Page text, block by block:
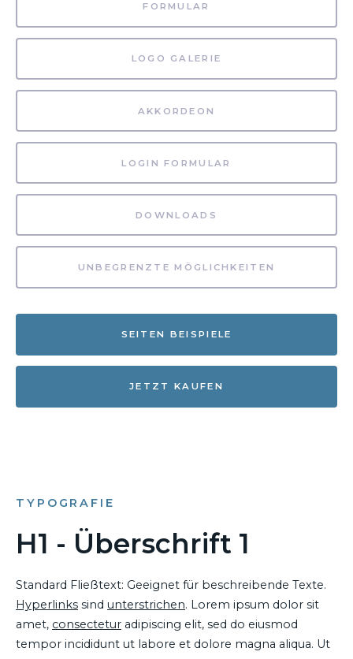
FORMULAR
LOGO GALERIE
AKKORDEON
LOGIN FORMULAR
DOWNLOADS
UNBEGRENZTE MÖGLICHKEITEN
SEITEN BEISPIELE
JETZT KAUFEN
TYPOGRAFIE
H1 - Überschrift 1
Standard Fließtext: Geeignet für beschreibende Texte.
Hyperlinks sind unterstrichen. Lorem ipsum dolor sit
amet, consectetur adipiscing elit, sed do eiusmod
tempor incididunt ut labore et dolore magna aliqua. Ut